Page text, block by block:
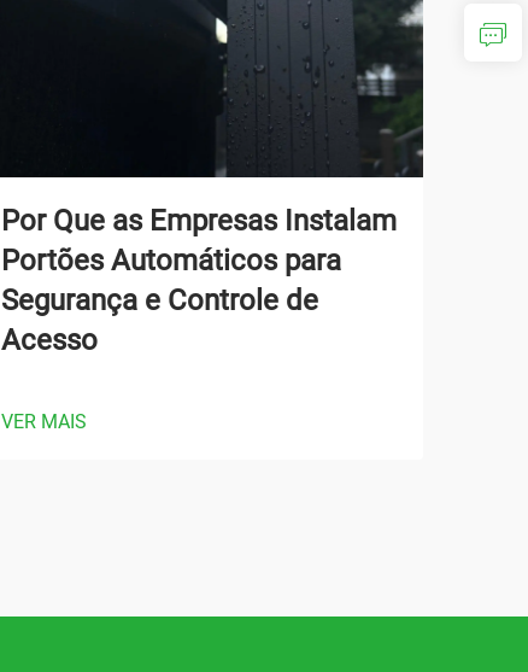
Por Que as Empresas Instalam
Portões Automáticos para
Segurança e Controle de
Acesso
VER MAIS